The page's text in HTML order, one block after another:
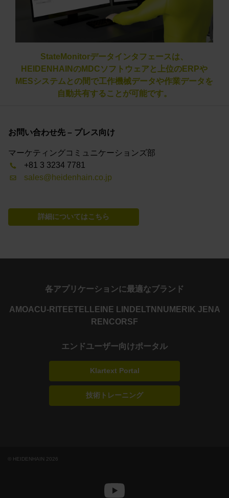
StateMonitorデータインタフェースは、
HEIDENHAINのMDCソフトウェアと上位のERPや
MESシステムとの間で工作機械データや作業データを
自動共有することが可能です。
お問い合わせ先 – プレス向け
マーケティングコミュニケーションズ部
+81 3 3234 7781
sales@heidenhain.co.jp
詳細についてはこちら
各アプリケーションに最適なブランド
AMOACU-RITE ETEL LEINE LINDE LTN NUMERIK JENA
RENCORSF
エンドユーザー向けポータル
Klartext Portal
技術トレーニング
© HEIDENHAIN 2026